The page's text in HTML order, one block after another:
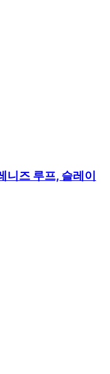
즈 루프, 슬레이